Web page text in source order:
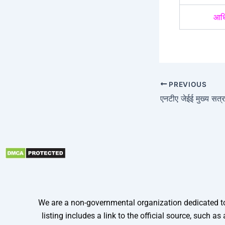
PREVIOUS
We are a non-governmental organization
listing includes a link to the official source, such